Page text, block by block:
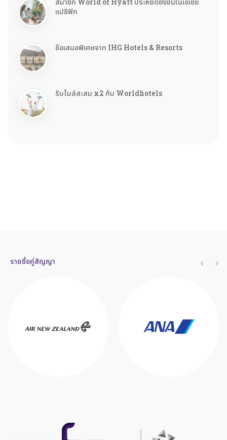
แปซิฟิก
ข้อเสนอพิเศษจาก IHG Hotels & Resorts
รับไมล์สะสม x2 กับ Worldhotels
รายชื่อคู่สัญญา